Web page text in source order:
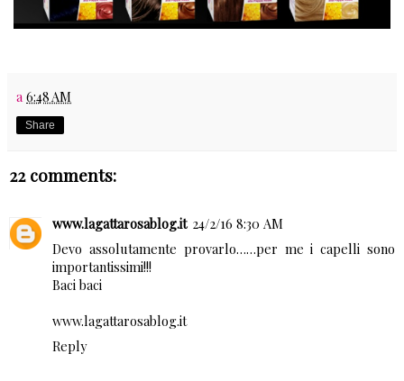
a6:48 AM
Share
22 comments:
www.lagattarosablog.it 24/2/16 8:30 AM
Devo assolutamente provarlo……per me i capelli sono
importantissimi!!!
Baci baci
www.lagattarosablog.it
Reply